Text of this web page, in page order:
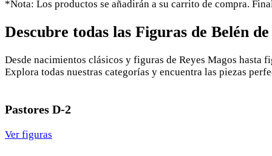
*Nota: Los productos se añadirán a su carrito de compra.
Descubre todas las Figuras de Belén de
Desde nacimientos clásicos y figuras de Reyes Magos hasta
Explora todas nuestras categorías y encuentra las piezas
Pastores D-2
Ver figuras